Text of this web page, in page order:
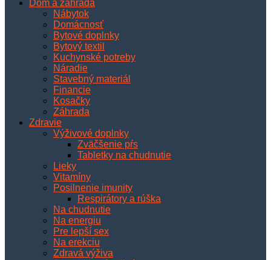
Dom a záhrada
Nábytok
Domácnosť
Bytové doplnky
Bytový textil
Kuchynské potreby
Náradie
Stavebný materiál
Financie
Kosačky
Záhrada
Zdravie
Výživové doplnky
Zväčšenie pŕs
Tabletky na chudnutie
Lieky
Vitamíny
Posilnenie imunity
Respirátory a rúška
Na chudnutie
Na energiu
Pre lepší sex
Na erekciu
Zdravá výživa